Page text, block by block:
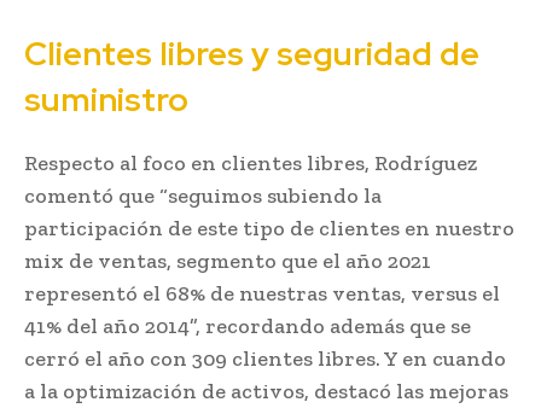
Clientes libres y seguridad de
suministro
Respecto al foco en clientes libres, Rodríguez
comentó que “seguimos subiendo la
participación de este tipo de clientes en nuestro
mix de ventas, segmento que el año 2021
representó el 68% de nuestras ventas, versus el
41% del año 2014”, recordando además que se
cerró el año con 309 clientes libres. Y en cuando
a la optimización de activos, destacó las mejoras